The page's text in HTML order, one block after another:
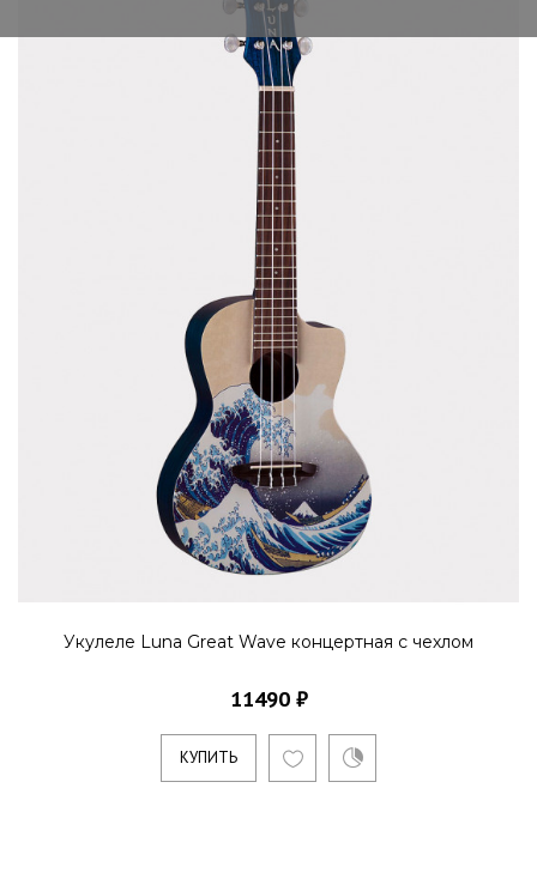
Укулеле Luna Great Wave концертная с чехлом
11490 ₽
КУПИТЬ